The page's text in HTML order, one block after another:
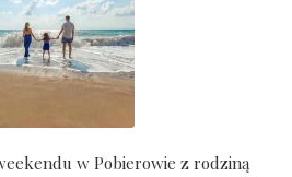
w Pobierowie z rodziną